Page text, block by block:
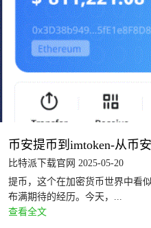
币安提币到imtoken-从币
比特派下载官网 2025-05-20
提币，这个在加密货币世界中看
布满期待的经历。今天，...
查看全文